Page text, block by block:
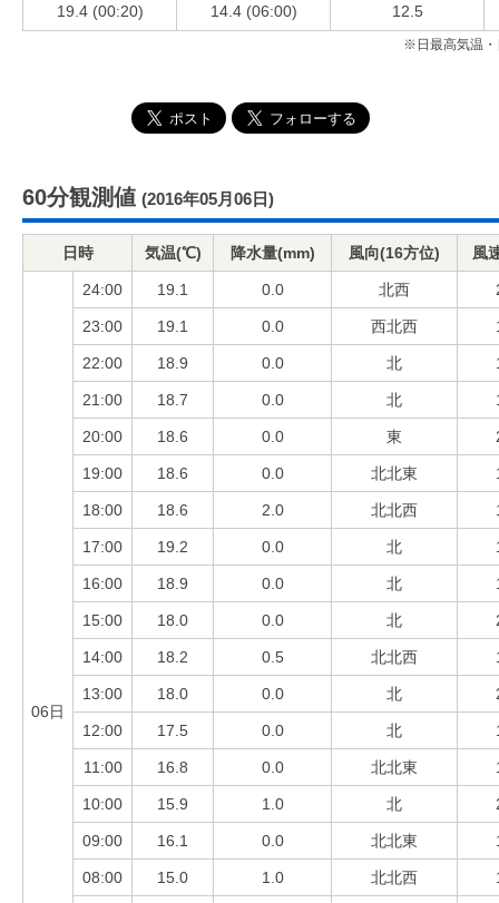
19.4 (00:20) 14.4 (06:00) 12.5
※日最高気温・
60分観測値 (2016年05月06日)
日時 気温(℃) 降水量(mm) 風向(16方位) 風
06日
24:00 19.1 0.0 北西
23:00 19.1 0.0 西北西
22:00 18.9 0.0 北
21:00 18.7 0.0 北
20:00 18.6 0.0 東
19:00 18.6 0.0 北北東
18:00 18.6 2.0 北北西
17:00 19.2 0.0 北
16:00 18.9 0.0 北
15:00 18.0 0.0 北
14:00 18.2 0.5 北北西
13:00 18.0 0.0 北
12:00 17.5 0.0 北
11:00 16.8 0.0 北北東
10:00 15.9 1.0 北
09:00 16.1 0.0 北北東
08:00 15.0 1.0 北北西